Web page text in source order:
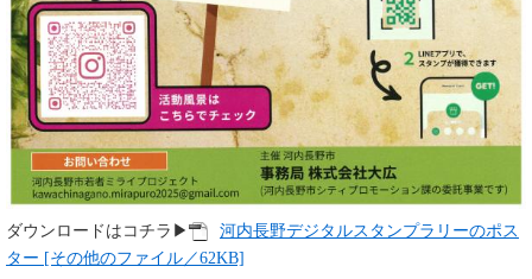
ダウンロードはコチラ▶
河内長野デジタルスタンプラリーのポス
ター [その他のファイル／62KB]